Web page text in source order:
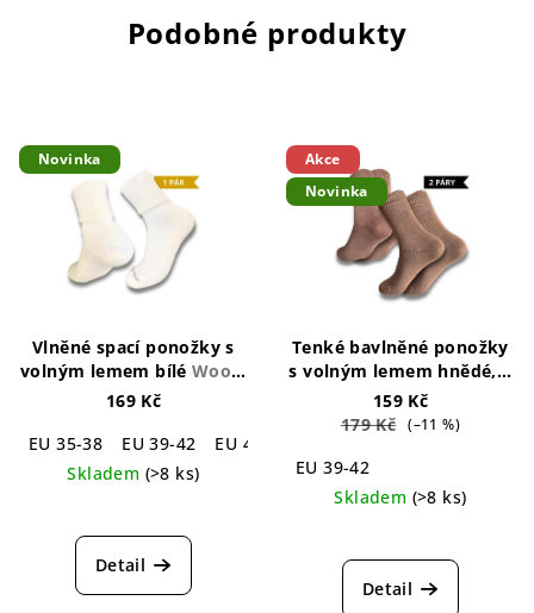
Podobné produkty
Novinka
Vlněné spací ponožky s
volným lemem bíléWooly
Loose Top White
169 Kč
EU 35-38
EU 39-42
EU 43-46
Skladem (>8 ks)
hodnocení
produktu
Detail
Akce
Novinka
Tenké bavlněné ponožky
s volným lemem hnědé, 2
Loose Top Cotton
Socks Brown 2-pack
159 Kč
179 Kč (–11 %)
EU 39-42
Skladem (>8 ks)
Detail